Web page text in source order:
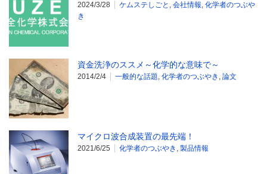
2024/3/28 ケムステしごと , 会社情報, 化学者のつぶや
き
資金洗浄のススメ～化学的な意味で～
2014/2/4 一般的な話題, 化学者のつぶやき , 論文
マイクロ波合成装置の最先端！
2021/6/25 化学者のつぶやき , 製品情報